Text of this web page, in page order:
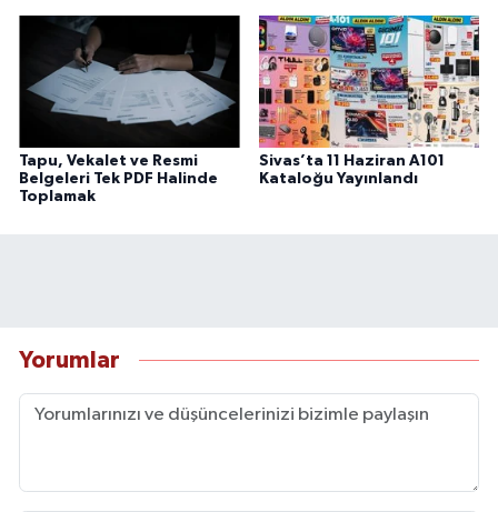
Tapu, Vekalet ve Resmi
Belgeleri Tek PDF Halinde
Toplamak
Sivas’ta 11 Haziran A101
Kataloğu Yayınlandı
Yorumlar